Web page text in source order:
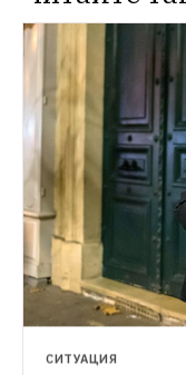
СИТУАЦИЯ
При теракте
россиянка
жертв от
грузовика
человек
СИТУАЦИЯ